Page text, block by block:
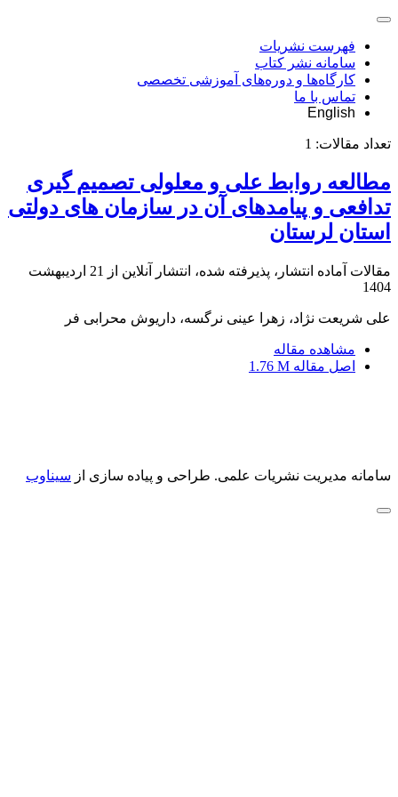
فهرست نشریات
سامانه نشر کتاب
کارگاه‌ها و دوره‌های آموزشی تخصصی
تماس با ما
English
تعداد مقالات: 1
مطالعه روابط علی و معلولی تصمیم گیری
تدافعی و پیامدهای آن در سازمان های دولتی
استان لرستان
مقالات آماده انتشار، پذیرفته شده، انتشار آنلاین از
21 اردیبهشت
1404
علی شریعت نژاد، زهرا عینی نرگسه، داریوش محرابی فر
مشاهده مقاله
اصل مقاله 1.76 M
سامانه مدیریت نشریات علمی. طراحی و پیاده سازی از سیناوب